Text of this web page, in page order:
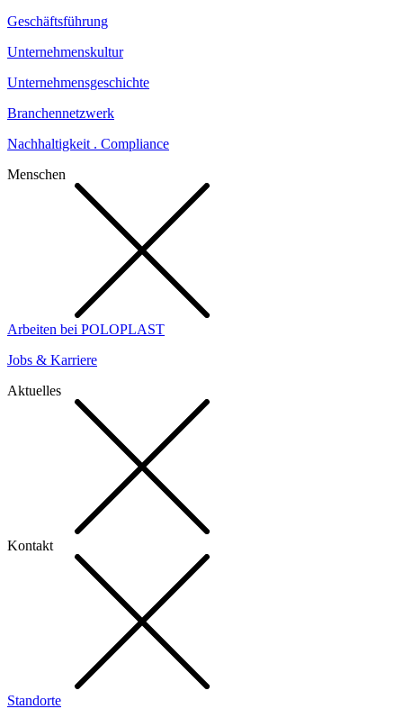
Geschäftsführung
Unternehmenskultur
Unternehmensgeschichte
Branchennetzwerk
Nachhaltigkeit . Compliance
Menschen
Arbeiten bei POLOPLAST
Jobs & Karriere
Aktuelles
Kontakt
Standorte